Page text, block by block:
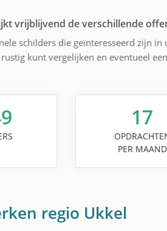
vrijblijvend de verschillende
schilders die geïnteresseerd zijn
kunt vergelijken en eventueel
17
PER MAAND
regio Ukkel